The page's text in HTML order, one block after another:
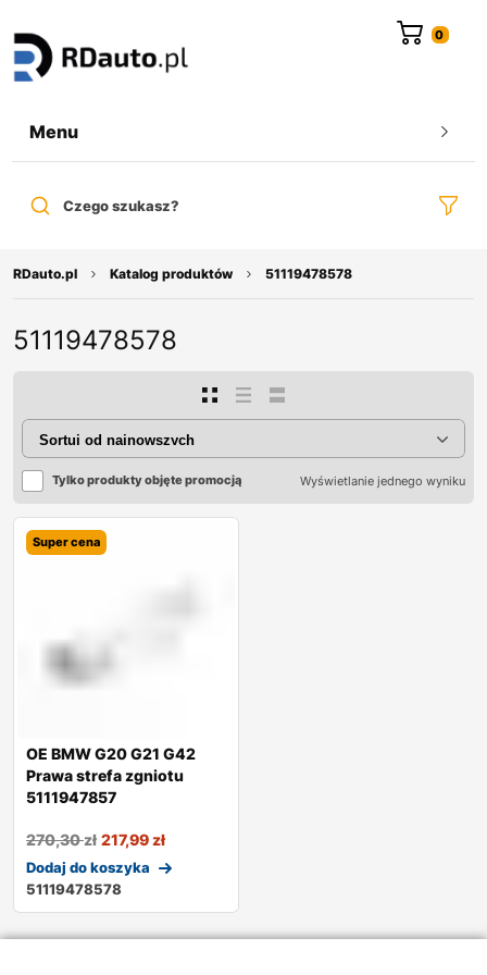
Menu
Czego szukasz?
RDauto.pl Katalog produktów 51119478578
51119478578
Tylko produkty objęte promocją Wyświetlanie jednego wyniku
Super cena
OE BMW G20 G21 G42
Prawa strefa zgniotu
5111947857
270,30zł 217,99zł
Dodaj do koszyka
51119478578